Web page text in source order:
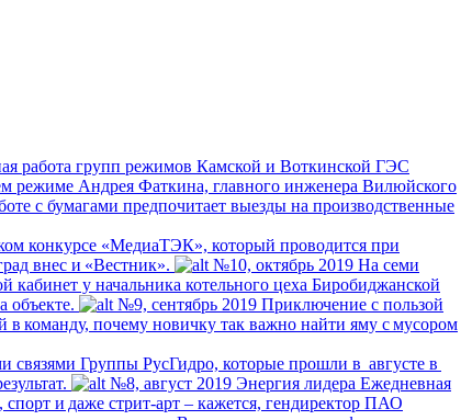
работа групп режимов Камской и Воткинской ГЭС
режиме Андрея Фаткина, главного инженера Вилюйского
с бумагами предпочитает выезды на производственные
конкурсе «МедиаТЭК», который проводится при
внес и «Вестник».
№10, октябрь 2019 На семи
кабинет у начальника котельного цеха Биробиджанской
объекте.
№9, сентябрь 2019 Приключение с пользой
команду, почему новичку так важно найти яму с мусором
связями Группы РусГидро, которые прошли в августе в
№8, август 2019 Энергия лидера Ежедневная
и даже стрит-арт – кажется, гендиректор ПАО